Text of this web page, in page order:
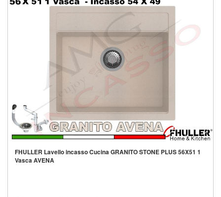
FHULLER Lavello incasso Cucina GRANITO STONE PLUS 56X51 1
Vasca AVENA